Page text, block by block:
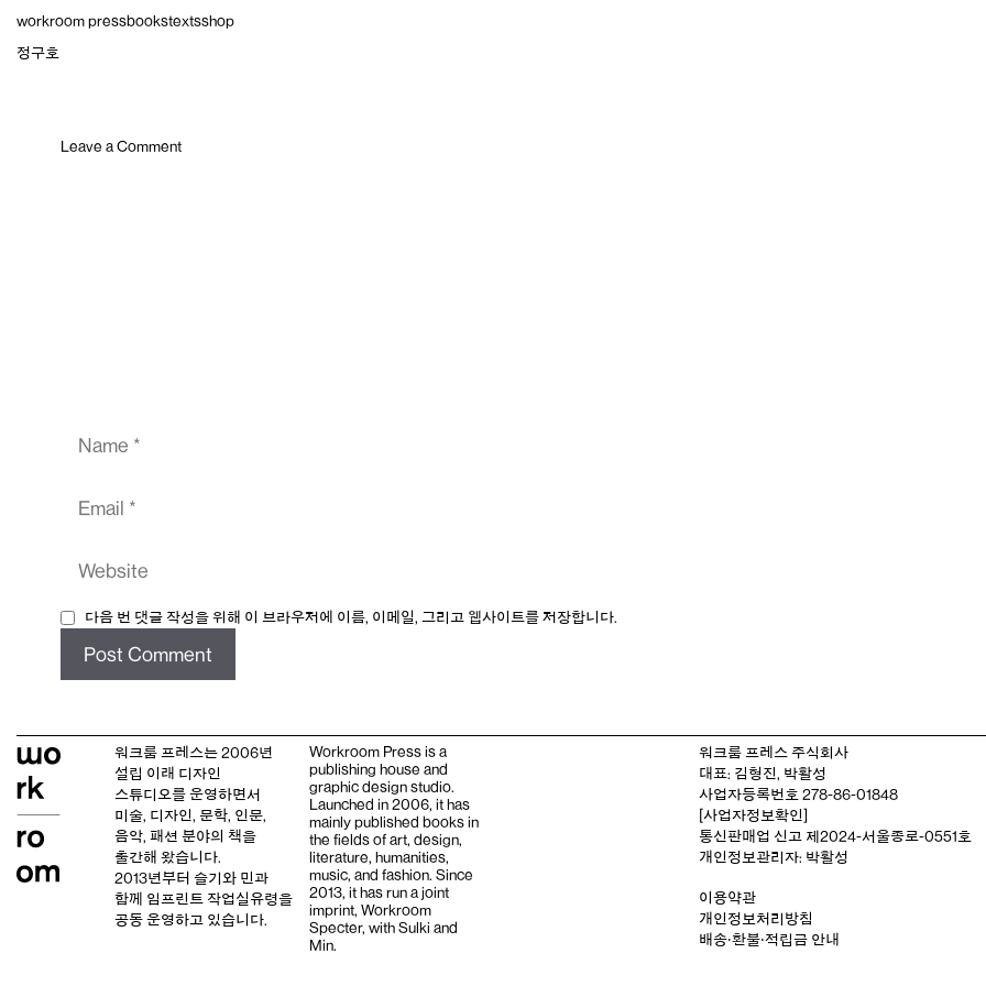
content
workroom pressbookstextsshop
정구호
Leave a Comment
다음 번 댓글 작성을 위해 이 브라우저에 이름, 이메일, 그리고 웹사이트를 저장합니다.
워크룸 프레스는 2006년
설립 이래 디자인
스튜디오를 운영하면서
미술, 디자인, 문학, 인문,
음악, 패션 분야의 책을
출간해 왔습니다.
2013년부터 슬기와 민과
함께 임프린트 작업실유령을
공동 운영하고 있습니다.
Workroom Press is a
publishing house and
graphic design studio.
Launched in 2006, it has
mainly published books in
the fields of art, design,
literature, humanities,
music, and fashion. Since
2013, it has run a joint
imprint, Workroom
Specter, with Sulki and
Min.
워크룸 프레스 주식회사
대표: 김형진, 박활성
사업자등록번호 278-86-01848
[사업자정보확인]
통신판매업 신고 제2024-서울종로-0551호
개인정보관리자: 박활성
이용약관
개인정보처리방침
배송‧환불‧적립금 안내